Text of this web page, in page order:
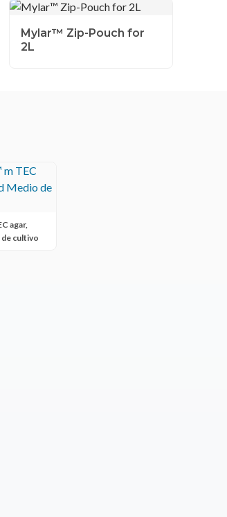
Mylar™ Zip-Pouch for
2L
agar,
cultivo